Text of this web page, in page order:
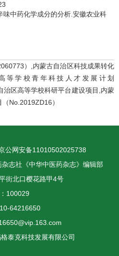
中药化学成分的分析.安徽农业科
）,内蒙古自治区科技成果转化
等学校青年科技人才发展计划
治区高等学校科研平台建设项目,内蒙
No.2019ZD16）
公网安备11010502025738
志社《中华中医药杂志》编辑部
街北口樱花路甲4号
100029
64216650
泰克科技发展有限公司